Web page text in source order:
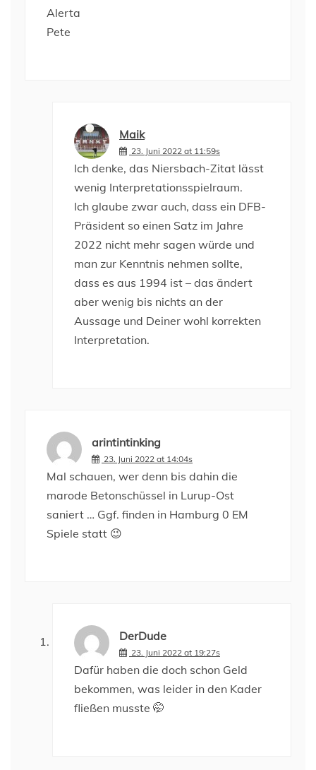
Alerta
Pete
Maik
23. Juni 2022 at 11:59s
Ich denke, das Niersbach-Zitat lässt
wenig Interpretationsspielraum.
Ich glaube zwar auch, dass ein DFB-
Präsident so einen Satz im Jahre
2022 nicht mehr sagen würde und
man zur Kenntnis nehmen sollte,
dass es aus 1994 ist – das ändert
aber wenig bis nichts an der
Aussage und Deiner wohl korrekten
Interpretation.
arintintinking
23. Juni 2022 at 14:04s
Mal schauen, wer denn bis dahin die
marode Betonschüssel in Lurup-Ost
saniert … Ggf. finden in Hamburg 0 EM
Spiele statt 😉
DerDude
23. Juni 2022 at 19:27s
Dafür haben die doch schon Geld
bekommen, was leider in den Kader
fließen musste 🤭